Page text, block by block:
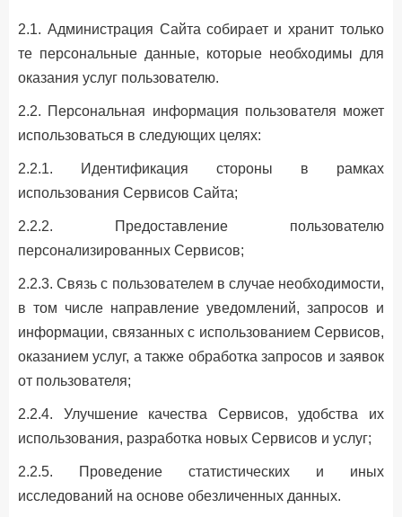
2.1. Администрация Сайта собирает и хранит только
те персональные данные, которые необходимы для
оказания услуг пользователю.
2.2. Персональная информация пользователя может
использоваться в следующих целях:
2.2.1. Идентификация стороны в рамках
использования Сервисов Сайта;
2.2.2. Предоставление пользователю
персонализированных Сервисов;
2.2.3. Связь с пользователем в случае необходимости,
в том числе направление уведомлений, запросов и
информации, связанных с использованием Сервисов,
оказанием услуг, а также обработка запросов и заявок
от пользователя;
2.2.4. Улучшение качества Сервисов, удобства их
использования, разработка новых Сервисов и услуг;
2.2.5. Проведение статистических и иных
исследований на основе обезличенных данных.